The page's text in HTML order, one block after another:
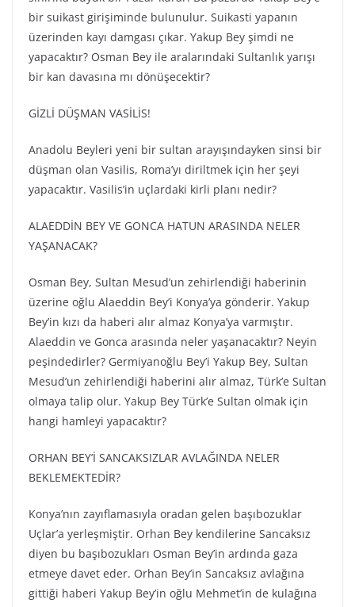
bir suikast girişiminde bulunulur. Suikasti yapanın
üzerinden kayı damgası çıkar. Yakup Bey şimdi ne
yapacaktır? Osman Bey ile aralarındaki Sultanlık yarışı
bir kan davasına mı dönüşecektir?
GİZLİ DÜŞMAN VASİLİS!
Anadolu Beyleri yeni bir sultan arayışındayken sinsi bir
düşman olan Vasilis, Roma’yı diriltmek için her şeyi
yapacaktır. Vasilis’in uçlardaki kirli planı nedir?
ALAEDDİN BEY VE GONCA HATUN ARASINDA NELER
YAŞANACAK?
Osman Bey, Sultan Mesud’un zehirlendiği haberinin
üzerine oğlu Alaeddin Bey’i Konya’ya gönderir. Yakup
Bey’in kızı da haberi alır almaz Konya’ya varmıştır.
Alaeddin ve Gonca arasında neler yaşanacaktır? Neyin
peşindedirler? Germiyanoğlu Bey’i Yakup Bey, Sultan
Mesud’un zehirlendiği haberini alır almaz, Türk’e Sultan
olmaya talip olur. Yakup Bey Türk’e Sultan olmak için
hangi hamleyi yapacaktır?
ORHAN BEY’İ SANCAKSIZLAR AVLAĞINDA NELER
BEKLEMEKTEDİR?
Konya’nın zayıflamasıyla oradan gelen başıbozuklar
Uçlar’a yerleşmiştir. Orhan Bey kendilerine Sancaksız
diyen bu başıbozukları Osman Bey’in ardında gaza
etmeye davet eder. Orhan Bey’in Sancaksız avlağına
gittiği haberi Yakup Bey’in oğlu Mehmet’in de kulağına